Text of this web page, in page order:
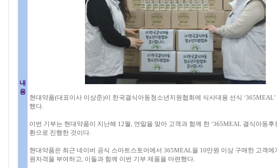
내
용
현대약품(대표이사 이상준)이 한국결식아동청소년지원협회에 식사대용 선식 ‘365MEAL’
했다.
이번 기부는 현대약품이 지난해 12월, 연말을 맞아 고객과 함께 한 ‘365MEAL 결식아동후
환으로 진행한 것이다.
현대약품은 최근 네이버 공식 스마트스토어에서 365MEAL을 10만원 이상 구매한 고객에
원자격을 부여하고, 이들과 함께 이번 기부 제품을 마련했다.